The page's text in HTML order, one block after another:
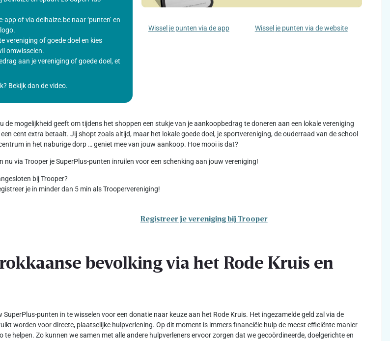
app of via delhaize.be naar ‘punten’ en
vereniging of goede doel en kies
omwisselen.
aan je vereniging of goede doel, et
Bekijk dan de video.
Wissel je punten via de app Wissel je punten via de website
de mogelijkheid geeft om tijdens het shoppen een stukje van je aankoopbedrag te doneren aan een lokale vereniging
cent extra betaalt. Jij shopt zoals altijd, maar het lokale goede doel, je sportvereniging, de ouderraad van de school
in het naburige dorp … geniet mee van jouw aankoop. Hoe mooi is dat?
nu via Trooper je SuperPlus-punten inruilen voor een schenking aan jouw vereniging!
bij Trooper?
je in minder dan 5 min als Troopervereniging!
Registreer je vereniging bij Trooper
bevolking via het Rode Kruis en
punten in te wisselen voor een donatie naar keuze aan het Rode Kruis. Het ingezamelde geld zal via de
worden voor directe, plaatselijke hulpverlening. Op dit moment is immers financiële hulp de meest efficiënte manier
helpen. Zo kunnen we samen met alle andere hulpverleners ervoor zorgen dat we gecoördineerde, doelgerichte en